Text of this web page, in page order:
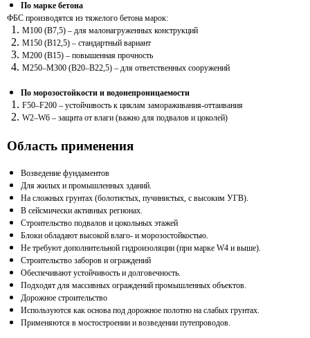
По марке бетона
ФБС производятся из тяжелого бетона марок:
М100 (В7,5) – для малонагруженных конструкций
М150 (В12,5) – стандартный вариант
М200 (В15) – повышенная прочность
М250–М300 (В20–В22,5) – для ответственных сооружений
По морозостойкости и водонепроницаемости
F50–F200 – устойчивость к циклам замораживания-оттаивания
W2–W6 – защита от влаги (важно для подвалов и цоколей)
Область применения
Возведение фундаментов
Для жилых и промышленных зданий.
На сложных грунтах (болотистых, пучинистых, с высоким УГВ).
В сейсмически активных регионах.
Строительство подвалов и цокольных этажей
Блоки обладают высокой влаго- и морозостойкостью.
Не требуют дополнительной гидроизоляции (при марке W4 и выше).
Строительство заборов и ограждений
Обеспечивают устойчивость и долговечность.
Подходят для массивных ограждений промышленных объектов.
Дорожное строительство
Используются как основа под дорожное полотно на слабых грунтах.
Применяются в мостостроении и возведении путепроводов.